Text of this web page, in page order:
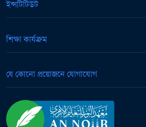
ইন্সটিটিউট
শিক্ষা কার্যক্রম
যে কোনো প্রয়োজনে যোগাযোগ